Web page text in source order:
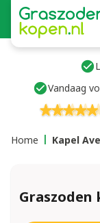
Vandaag
Home Kapel
Graszoden